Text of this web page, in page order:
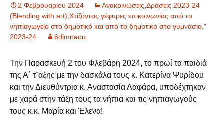
2 Φεβρουαρίου 2024 Ανακοινώσεις,Δράσεις 2023-24
(Blending with art),Χτίζοντας γέφυρες επικοινωνίας από το
νηπιαγωγείο στο δημοτικό και από το δημοτικό στο γυμνάσιο."
2023-24
6dimnaou
Την Παρασκευή 2 του Φλεβάρη 2024, το πρωί τα παιδιά
της Α΄ τ¨αξης με την δασκάλα τους κ. Κατερίνα Ψυρίδου
και την Διευθύντρια κ. Αναστασία Λαφάρα, υποδέχτηκαν
με χαρά στην τάξη τους τα νήπια και τις νηπιαγωγούς
τους κ.κ. Μαρία και Έλενα!